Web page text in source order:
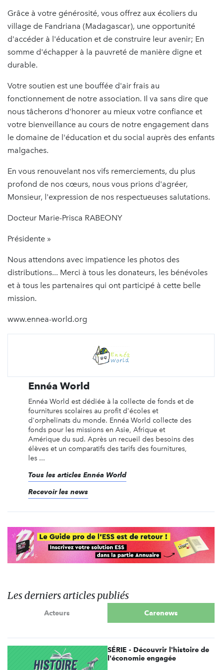
Grâce à votre générosité, vous offrez aux écoliers du
village de Fandriana (Madagascar), une opportunité
d'accéder à l'éducation et de construire leur avenir; En
somme d'échapper à la pauvreté de manière digne et
durable.
Votre soutien est une bouffée d'air frais au
fonctionnement de notre association. Il va sans dire que
nous tâcherons d'honorer au mieux votre confiance et
votre bienveillance au cours de notre engagement dans
le domaine de l'éducation et du social auprès des enfants
malgaches.
En vous renouvelant nos vifs remerciements, du plus
profond de nos cœurs, nous vous prions d'agréer,
Monsieur, l'expression de nos respectueuses salutations.
Docteur Marie-Prisca RABEONY
Présidente »
Nous attendons avec impatience les photos des
distributions... Merci à tous les donateurs, les bénévoles
et à tous les partenaires qui ont participé à cette belle
mission.
www.ennea-world.org
Ennéa World
Ennéa World est dédiée à la collecte de fonds et de
fournitures scolaires au profit d'écoles et
d'orphelinats du monde. Ennéa World collecte des
fonds pour les missions en Asie, Afrique et
Amérique du sud. Après un recueil des besoins des
élèves et un comparatifs des tarifs des fournitures,
les ...
Tous les articles Ennéa World
Recevoir les news
Les derniers articles publiés
Acteurs Carenews
SÉRIE - Découvrir l'histoire de
l'économie engagée